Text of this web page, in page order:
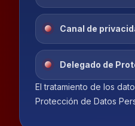
Canal de
Delegado de
El tratamiento de los
Protección de Datos